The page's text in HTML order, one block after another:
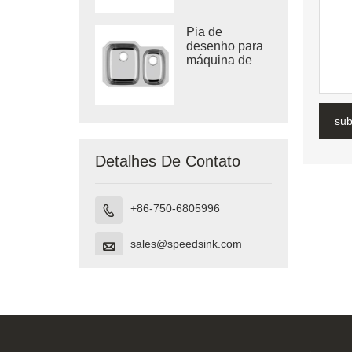
Pia de
desenho para
máquina de
Detalhes De Contato
 +86-750-6805996
 sales@speedsink.com